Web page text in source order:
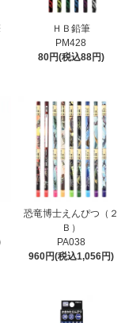
ＨＢ鉛筆
PM428
80円(税込88円)
恐竜博士えんぴつ（２
Ｂ）
PA038
960円(税込1,056円)